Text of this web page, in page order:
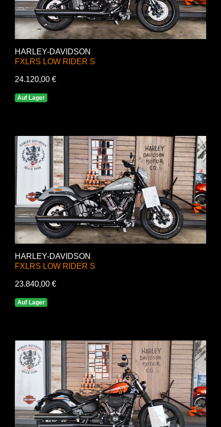
HARLEY-DAVIDSON
FXLRS LOW RIDER S
24.120,00 €
Auf Lager
HARLEY-DAVIDSON
FXLRS LOW RIDER S
23.840,00 €
Auf Lager